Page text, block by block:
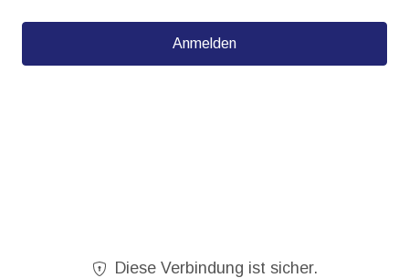
Anmelden
Diese Verbindung ist sicher.